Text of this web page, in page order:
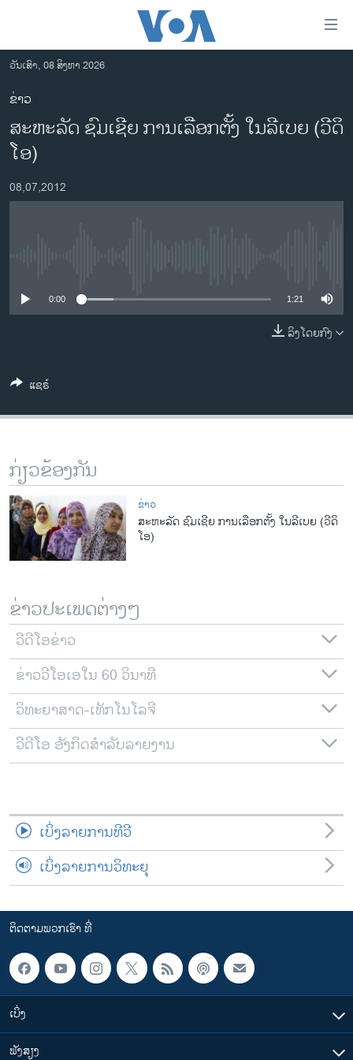
ເຂົ້າ
ຫາ
ຂ້າມ
ຂ້າມ
ຂ້າມ
ຫາ
ຊອກ
ອາເມຣິກາ
ການເລືອກຕັ້ງ ປະທານາທີບໍດີ ສະຫະລັດ 2024
ຂ່າວ​ຈີນ
ຊີວິດຊາວລາວ
ທຸລະກິດ
ພາສາອັງກິດ
ສຽງ
ລາຍການກະຈາຍສຽງ
ລາຍງານ
ຕິດຕາມພວກເຮົາ ທີ່
ພາສາຕ່າງໆ
ວັນເສົາ, 08 ສິງຫາ 2026
ຂ່າວ
ສະຫະລັດ ຊົມເຊີຍ ການເລືອກຕັ້ງ ໃນລີເບຍ (ວີດິ
ໂອ)
08,07,2012
0:00 1:21
ລິງໂດຍກົງ
ແຊຣ໌
ກ່ຽວຂ້ອງກັນ
ຂ່າວ
ສະຫະລັດ ຊົມເຊີຍ ການເລືອກຕັ້ງ ໃນລີເບຍ (ວີດິ
ໂອ)
ຂ່າວປະເພດຕ່າງໆ
ວີດີໂອຂ່າວ
ຂ່າວວີໂອເອໃນ 60 ວິນາທີ
ວິທະຍາສາດ-ເທັກໂນໂລຈີ
ວີດີໂອ ອັງກິດສຳລັບລາຍງານ
ເບິ່ງລາຍການທີວີ
ເບິ່ງລາຍການວິທະຍຸ
ຕິດຕາມພວກເຮົາ ທີ່
ເບິ່ງ
ຟັງສຽງ